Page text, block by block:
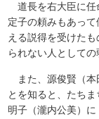
道長を右大臣に任
定子の頼みもあっ
える説得を受けた
られない人としての
また、源俊賢（本
とを知ると、たち
明子（瀧内公美）